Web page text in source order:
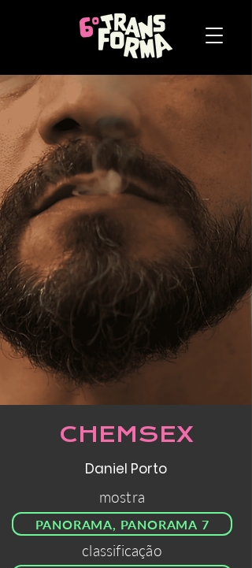
CHEMSEX
Daniel Porto
mostra
PANORAMA, PANORAMA 7
classificação